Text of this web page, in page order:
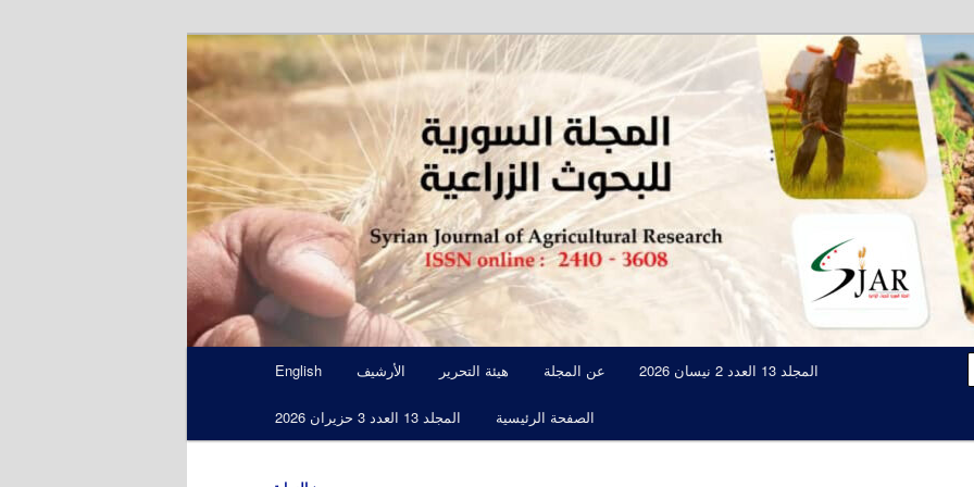
المجلة السورية للبحوث الزراعية SJAR
مجلة علمية محكمة تصدرها الهيئة العامة للبحوث العلمية الزراعية
English الأرشيف هيئة التحرير عن المجلة المجلد 13 العدد 2 نيسان 2026
المجلد 13 العدد 3 حزيران 2026 الصفحة الرئيسية